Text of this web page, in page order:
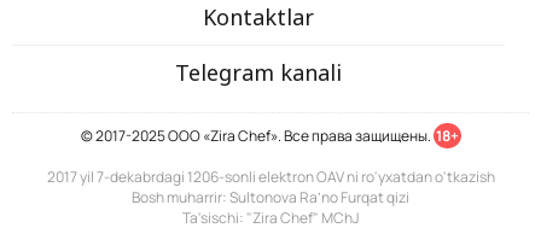
Kontaktlar
Telegram kanali
© 2017-2025 ООО «Zira Chef». Все права защищены. 18+
2017 yil 7-dekabrdagi 1206-sonli elektron OAV ni ro'yxatdan o'tkazish
Bosh muharrir: Sultonova Ra’no Furqat qizi
Ta'sischi: "Zira Chef" MChJ